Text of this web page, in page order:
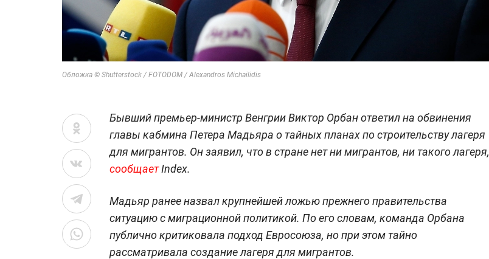
Обложка © Shutterstock / FOTODOM / Alexandros Michailidis
Бывший премьер-министр Венгрии Виктор Орбан ответил на обвинения
главы кабмина Петера Мадьяра о тайных планах по строительству лагеря
для мигрантов. Он заявил, что в стране нет ни мигрантов, ни такого лагеря,
сообщаетIndex.
Мадьяр ранее назвал крупнейшей ложью прежнего правительства
ситуацию с миграционной политикой. По его словам, команда Орбана
публично критиковала подход Евросоюза, но при этом тайно
рассматривала создание лагеря для мигрантов.